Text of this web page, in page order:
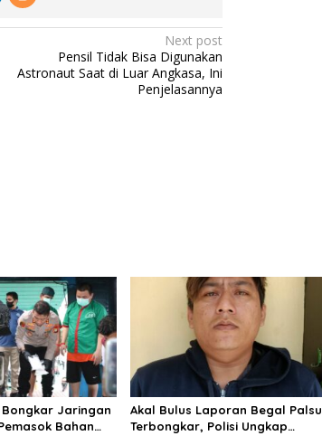
Next post
Pensil Tidak Bisa Digunakan
Astronaut Saat di Luar Angkasa, Ini
Penjelasannya
Jaringan
Bahan
Akal Bulus Laporan Begal Palsu
Terbongkar, Polisi Ungkap